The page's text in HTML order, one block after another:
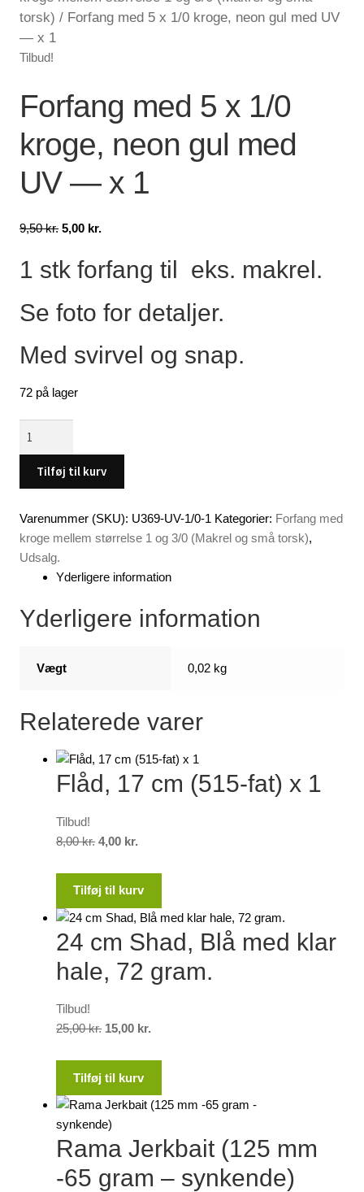
Lagersalg
Glemt adgangskode
torsk) / Forfang med 5 x 1/0 kroge, neon gul med UV
— x 1
Tilbud!
Forfang med 5 x 1/0
kroge, neon gul med
UV — x 1
9,50kr. Den
pris
9,50 kr..
5,00 kr.
pris
5,00 kr..
1 stk forfang til eks. makrel.
Se foto for detaljer.
Med svirvel og snap.
72 på lager
x
kroge,
neon
gul
Tilføj til kurv
Varenummer (SKU): U369-UV-1/0-1 Kategorier: Forfang med
kroge mellem størrelse 1 og 3/0 (Makrel og små torsk),
Udsalg.
Yderligere information
Yderligere information
Vægt 0,02 kg
Relaterede varer
Flåd, 17 cm (515-fat) x 1
Tilbud!
8,00kr. Den
var:
8,00 kr..
4,00 kr.
er:
4,00 kr..
Tilføj til kurv
24 cm Shad, Blå med klar
hale, 72 gram.
Tilbud!
25,00kr. Den
var:
25,00 kr..
15,00 kr.
15,00 kr..
Tilføj til kurv
Rama Jerkbait (125 mm
-65 gram – synkende)